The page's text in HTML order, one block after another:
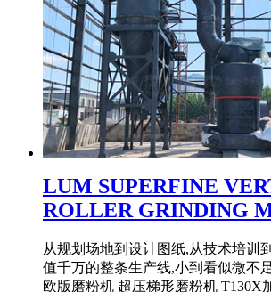
LUM SUPERFINE
ROLLER GRINDING
从规划场地到设计图纸,从技术培训
值千万的整条生产线,小到看似微不
欧版磨粉机 超压梯形磨粉机 T130X